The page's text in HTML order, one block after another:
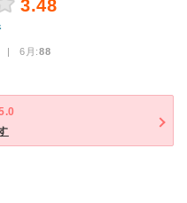
3.48
| 6月:88